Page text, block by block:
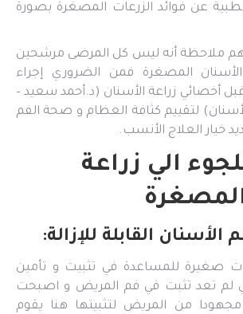
عن فوائد الزرعات المصغرة بصورة
ملاحظة أنه ليس كل المرضى مرشحين
المصغرة فمن الضروري إجراء
زراعة الأسنان (د.أحمد سعيد –
لتقييم كثافة العظام و صحة الفم
خيار العلاج الأنسب.
الي زراعة
الأسنان القابلة للإزالة:
صغيرة للمساعدة في تثبيت و تأمين
لم تعد تثبت في فم المريض و اصبحت
من المريض لتثبيتها هنا يقوم